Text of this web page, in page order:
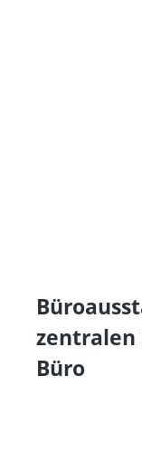
zentralen
Büro